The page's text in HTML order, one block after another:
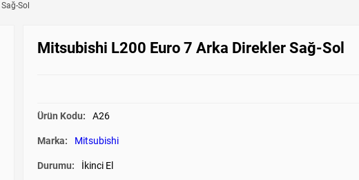
Sol
Mitsubishi L200 Euro 7 Arka Direkler Sağ-Sol
Ürün Kodu: A26
Marka: Mitsubishi
Durumu: İkinci El